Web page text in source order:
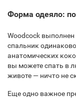
Форма одеяло:
Woodcock
спальник
анатомических
вы можете спать в
животе — ничто не
Еще одно важное